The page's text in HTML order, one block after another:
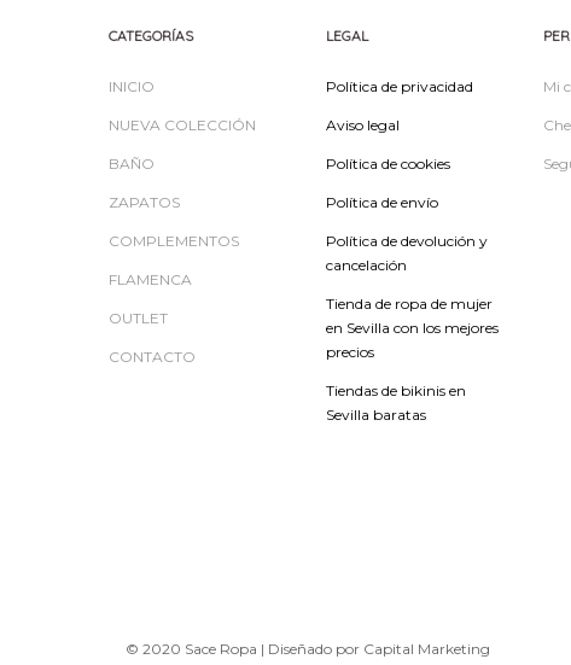
CATEGORÍAS
INICIO
NUEVA COLECCIÓN
BAÑO
ZAPATOS
COMPLEMENTOS
FLAMENCA
OUTLET
CONTACTO
LEGAL
Política de privacidad
Aviso legal
Política de cookies
Política de envío
Política de devolución y
cancelación
Tienda de ropa de mujer
en Sevilla con los mejores
precios
Tiendas de bikinis en
Sevilla baratas
Mi
© 2020 Sace Ropa | Diseñado por Capital Marketing